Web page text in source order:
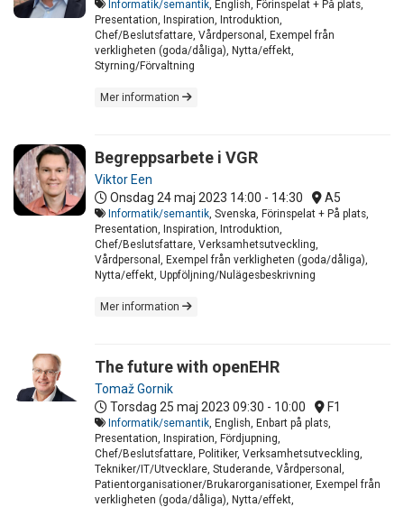
Informatik/semantik , English, Förinspelat + På plats,
Presentation, Inspiration, Introduktion,
Chef/Beslutsfattare, Vårdpersonal, Exempel från
verkligheten (goda/dåliga), Nytta/effekt,
Styrning/Förvaltning
Mer information
Begreppsarbete i VGR
Viktor Een
Onsdag 24 maj 2023 14:00 - 14:30 A5
Informatik/semantik , Svenska, Förinspelat + På plats,
Presentation, Inspiration, Introduktion,
Chef/Beslutsfattare, Verksamhetsutveckling,
Vårdpersonal, Exempel från verkligheten (goda/dåliga),
Nytta/effekt, Uppföljning/Nulägesbeskrivning
Mer information
The future with openEHR
Tomaž Gornik
Torsdag 25 maj 2023 09:30 - 10:00 F1
Informatik/semantik , English, Enbart på plats,
Presentation, Inspiration, Fördjupning,
Chef/Beslutsfattare, Politiker, Verksamhetsutveckling,
Tekniker/IT/Utvecklare, Studerande, Vårdpersonal,
Patientorganisationer/Brukarorganisationer, Exempel från
verkligheten (goda/dåliga), Nytta/effekt,